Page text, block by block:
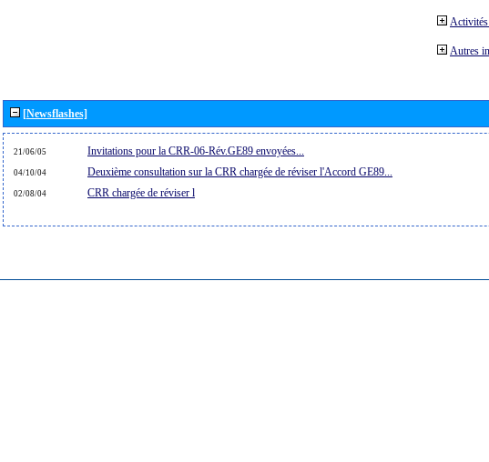
Autres
[Newsflashes]
21/06/05 Invitations pour la CRR-06-Rév.GE89 envoyées...
04/10/04 Deuxième consultation sur la CRR chargée de réviser l'Accord GE89...
02/08/04 CRR chargée de réviser l